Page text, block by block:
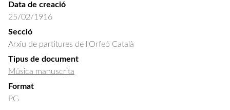
Data de creació
25/02/1916
Secció
Arxiu de partitures de l'Orfeó Català
Tipus de document
Música manuscrita
Format
PG